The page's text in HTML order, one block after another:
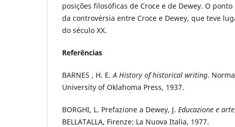
posições filosóficas de Croce e de Dewey. O
da controvérsia entre Croce e Dewey, que teve
do século XX.
Referências
BARNES , H. E.A History of historical writing.
University of Oklahoma Press, 1937.
BORGHI, L. Prefazione a Dewey, J. Educazione e arte
BELLATALLA, Firenze: La Nuova Italia, 1977.